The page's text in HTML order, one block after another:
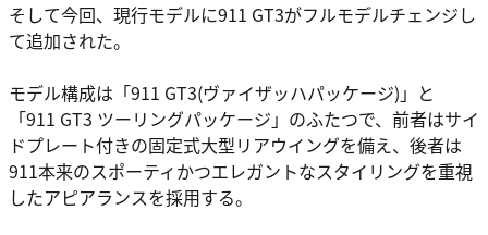
そして今回、現行モデルに911 GT3がフルモデルチェンジし
て追加された。
モデル構成は「911 GT3(ヴァイザッハパッケージ)」と
「911 GT3 ツーリングパッケージ」のふたつで、前者はサイ
ドプレート付きの固定式大型リアウイングを備え、後者は
911本来のスポーティかつエレガントなスタイリングを重視
したアピアランスを採用する。